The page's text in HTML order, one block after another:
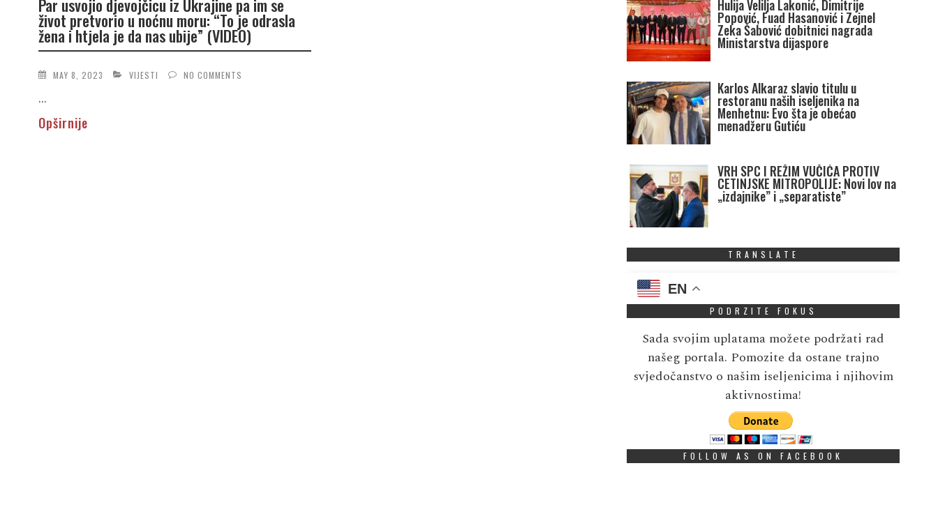
Par usvojio djevojčicu iz Ukrajine pa im se
život pretvorio u noćnu moru: “To je odrasla
žena i htjela je da nas ubije” (VIDEO)
MAY 8, 2023 VIJESTI NO COMMENTS
...
Opširnije
Hulija Velilja Lakonić, Dimitrije
Popović, Fuad Hasanović i Zejnel
Zeka Šabović dobitnici nagrada
Ministarstva dijaspore
Karlos Alkaraz slavio titulu u
restoranu naših iseljenika na
Menhetnu: Evo šta je obećao
menadžeru Gutiću
VRH SPC I REŽIM VUČIĆA PROTIV
CETINJSKE MITROPOLIJE: Novi lov na
„izdajnike” i „separatiste”
TRANSLATE
EN
PODRZITE FOKUS
Sada svojim uplatama možete podržati rad
našeg portala. Pomozite da ostane trajno
svjedočanstvo o našim iseljenicima i njihovim
aktivnostima!
FOLLOW AS ON FACEBOOK